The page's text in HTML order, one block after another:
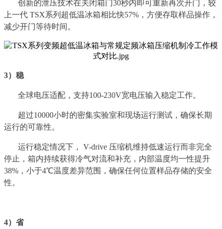
创新的泄压技术在关闭箱门30秒内即可重新再次开门，较
上一代 TSX系列超低温冰箱相比快57%，方便存取样品操作，
减少开门等待时间。
3）稳
全球电压适配，支持100-230V宽电压输入稳定工作。
超过10000小时的密集实验室和现场运行测试，确保长期
运行的可靠性。
运行稳定情况下， V-drive 压缩机维持低速运行而非完全
停止，箱内持续获得冷气对流和补充，内部温度均一性提升
38%，小于4℃温度差异范围，确保任何位置样品存储的安全
性。
4）省